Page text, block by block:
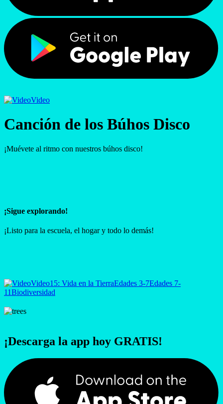
Video
Canción de los Búhos Disco
¡Muévete al ritmo con nuestros búhos disco!
¡Sigue explorando!
¡Listo para la escuela, el hogar y todo lo demás!
Video15: Vida en la TierraEdades 3-7Edades 7-
11Biodiversidad
¡Descarga la app hoy GRATIS!